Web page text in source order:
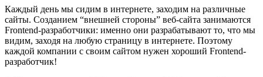
Каждый день мы сидим в интернете, заходим на различные
сайты. Созданием “внешней стороны” веб-сайта занимаются
Frontend-разработчики: именно они разрабатывают то, что мы
видим, заходя на любую страницу в интернете. Поэтому
каждой компании с своим сайтом нужен хороший Frontend-
разработчик!